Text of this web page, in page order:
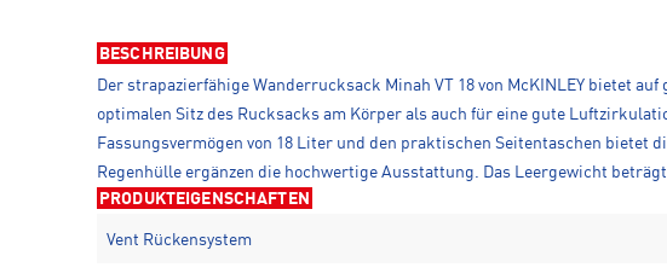
BESCHREIBUNG
Der strapazierfähige Wanderrucksack Minah VT 18 von McKINLEY bietet
optimalen Sitz des Rucksacks am Körper als auch für eine gute
Fassungsvermögen von 18 Liter und den praktischen Seitentaschen
Regenhülle ergänzen die hochwertige Ausstattung. Das Leergewicht beträgt
PRODUKTEIGENSCHAFTEN
Vent Rückensystem